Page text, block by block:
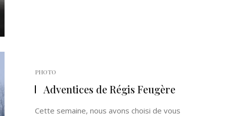
PHOTO
Adventices de Régis Feugère
Cette semaine, nous avons choisi de vous